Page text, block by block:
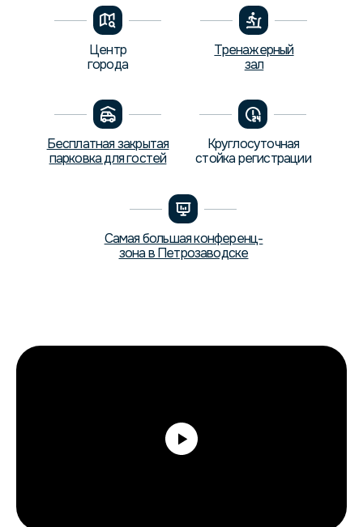
Самая большая конференц-
зона в Петрозаводске
Круглосуточная
стойка регистрации
Бесплатная закрытая
парковка для гостей
Тренажерный
зал
Центр
города